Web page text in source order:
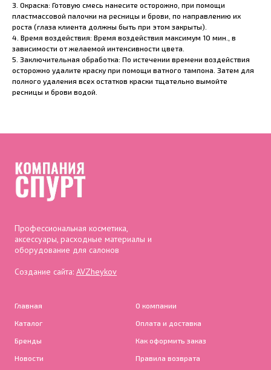
3. Окраска: Готовую смесь нанесите осторожно, при помощи
пластмассовой палочки на ресницы и брови, по направлению их
роста (глаза клиента должны быть при этом закрыты).
4. Время воздействия: Время воздействия максимум 10 мин., в
зависимости от желаемой интенсивности цвета.
5. Заключительная обработка: По истечении времени воздействия
осторожно удалите краску при помощи ватного тампона. Затем для
полного удаления всех остатков краски тщательно вымойте
ресницы и брови водой.
Профессиональная косметика,
аксессуары, расходные материалы и
оборудование для салонов
Создание сайта: AVZheykov
Главная
Каталог
Бренды
Новости
О компании
Оплата и доставка
Как оформить заказ
Правила возврата